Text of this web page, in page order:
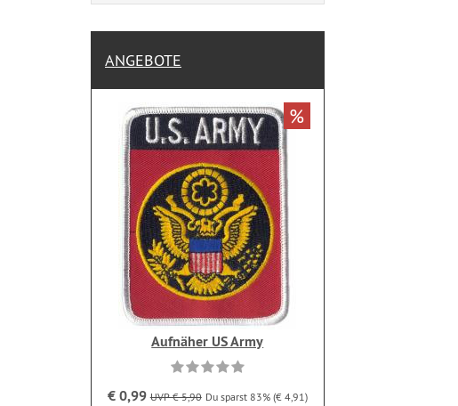
ANGEBOTE
Aufnäher US Army
€ 0,99 UVP € 5,90 Du sparst 83% (€ 4,91)
%